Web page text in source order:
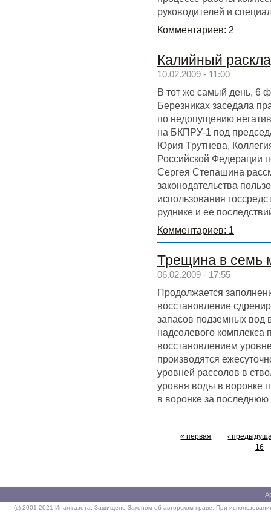
руководителей и
Комментариев: 2
Калийный
10.02.2009 - 11:00
В тот же самый день, 6
Березниках заседала
по недопущению
на БКПРУ-1 под
Юрия Трутнева,
Российской Федерации
Сергея Степашина
законодательства
использования
руднике и ее
Комментариев: 1
Трещина в семь
06.02.2009 - 17:55
Продолжается
восстановление
запасов подземных вод
надсолевого
восстановлением
производятся
уровней рассолов в
уровня воды в воронке
в воронке за
« первая
‹
16
(c) 2001-2021 Иная газета. Защищено Законом об авторском праве. При